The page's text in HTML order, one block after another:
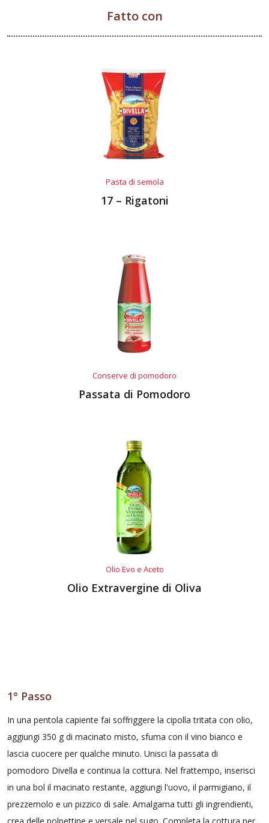
Fatto con
Pasta di semola
17 – Rigatoni
Conserve di pomodoro
Passata di Pomodoro
Olio Evo e Aceto
Olio Extravergine di Oliva
1° Passo
In una pentola capiente fai soffriggere la cipolla tritata con olio,
aggiungi 350 g di macinato misto, sfuma con il vino bianco e
lascia cuocere per qualche minuto. Unisci la passata di
pomodoro Divella e continua la cottura. Nel frattempo, inserisci
in una bol il macinato restante, aggiungi l'uovo, il parmigiano, il
prezzemolo e un pizzico di sale. Amalgama tutti gli ingrendienti,
crea delle polpettine e versale nel sugo. Completa la cottura per